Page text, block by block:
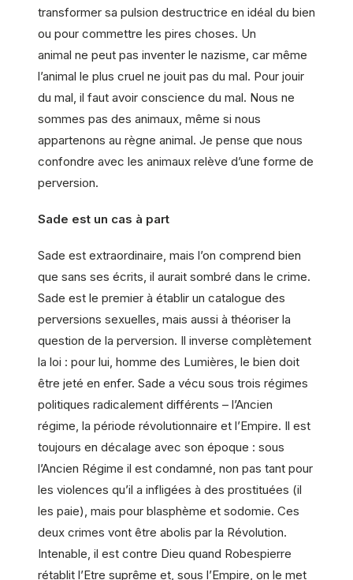
transformer sa pulsion destructrice en idéal du bien
ou pour commettre les pires choses. Un
animal ne peut pas inventer le nazisme, car même
l’animal le plus cruel ne jouit pas du mal. Pour jouir
du mal, il faut avoir conscience du mal. Nous ne
sommes pas des animaux, même si nous
appartenons au règne animal. Je pense que nous
confondre avec les animaux relève d’une forme de
perversion.
Sade est un cas à part
Sade est extraordinaire, mais l’on comprend bien
que sans ses écrits, il aurait sombré dans le crime.
Sade est le premier à établir un catalogue des
perversions sexuelles, mais aussi à théoriser la
question de la perversion. Il inverse complètement
la loi : pour lui, homme des Lumières, le bien doit
être jeté en enfer. Sade a vécu sous trois régimes
politiques radicalement différents – l’Ancien
régime, la période révolutionnaire et l’Empire. Il est
toujours en décalage avec son époque : sous
l’Ancien Régime il est condamné, non pas tant pour
les violences qu’il a infligées à des prostituées (il
les paie), mais pour blasphème et sodomie. Ces
deux crimes vont être abolis par la Révolution.
Intenable, il est contre Dieu quand Robespierre
rétablit l’Etre suprême et, sous l’Empire, on le met